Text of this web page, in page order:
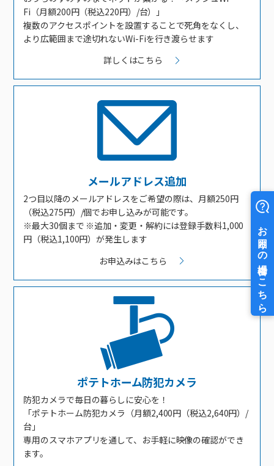
Fi（月額200円（税込220円）/台）」
複数のアクセスポイントを設置することで死角をなくし、
より広範囲まで途切れないWi-Fiを行き渡らせます
詳しくはこちら
メールアドレス追加
2つ目以降のメールアドレスをご希望の際は、月額250円
（税込275円）/個でお申し込みが可能です。
※最大30個まで ※追加・変更・解約には登録手数料1,000
円（税込1,100円）が発生します
お申込みはこちら
ポテトホーム防犯カメラ
防犯カメラで毎日の暮らしに安心を！
「ポテトホーム防犯カメラ（月額2,400円（税込2,640円）/
台」
専用のスマホアプリを通して、お手軽に映像の確認ができ
ます。